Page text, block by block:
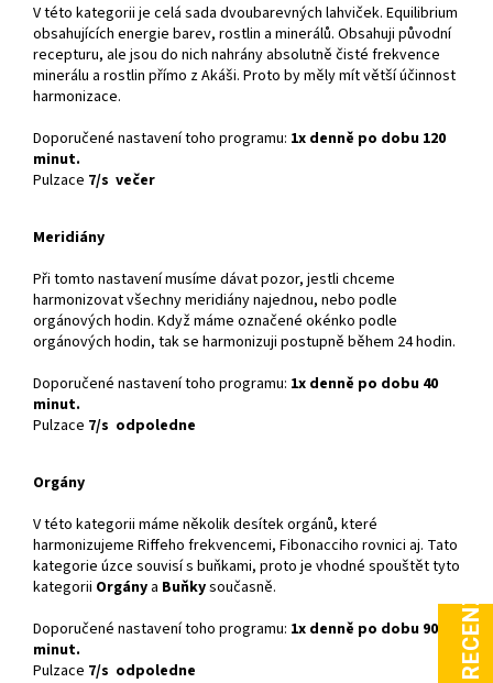
V této kategorii je celá sada dvoubarevných lahviček. Equilibrium
obsahujících energie barev, rostlin a minerálů. Obsahuji původní
recepturu, ale jsou do nich nahrány absolutně čisté frekvence
minerálu a rostlin přímo z Akáši. Proto by měly mít větší účinnost
harmonizace.
Doporučené nastavení toho programu: 1x denně po dobu 120
minut.
Pulzace 7/s večer
Meridiány
Při tomto nastavení musíme dávat pozor, jestli chceme
harmonizovat všechny meridiány najednou, nebo podle
orgánových hodin. Když máme označené okénko podle
orgánových hodin, tak se harmonizuji postupně během 24 hodin.
Doporučené nastavení toho programu: 1x denně po dobu 40
minut.
Pulzace 7/s odpoledne
Orgány
V této kategorii máme několik desítek orgánů, které
harmonizujeme Riffeho frekvencemi, Fibonacciho rovnici aj. Tato
kategorie úzce souvisí s buňkami, proto je vhodné spouštět tyto
kategorii Orgány a Buňkysoučasně.
Doporučené nastavení toho programu: 1x denně po dobu 90
minut.
Pulzace 7/s odpoledne